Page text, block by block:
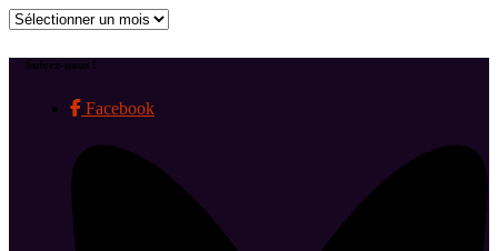
Archives
Suivez-nous !
Facebook